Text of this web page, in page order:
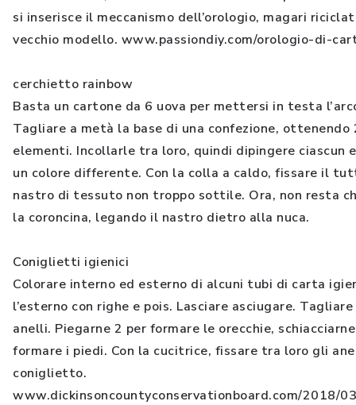
si inserisce il meccanismo dell’orologio, magari
vecchio modello. www.passiondiy.com/orologio-di-
cerchietto rainbow
Basta un cartone da 6 uova per mettersi in testa
Tagliare a metà la base di una confezione, ottenendo
elementi. Incollarle tra loro, quindi dipingere ciascun
un colore differente. Con la colla a caldo, fissare il
nastro di tessuto non troppo sottile. Ora, non resta
la coroncina, legando il nastro dietro alla nuca.
Coniglietti igienici
Colorare interno ed esterno di alcuni tubi di carta
l’esterno con righe e pois. Lasciare asciugare.
anelli. Piegarne 2 per formare le orecchie,
formare i piedi. Con la cucitrice, fissare tra loro gli
coniglietto.
www.dickinsoncountyconservationboard.com/2018/